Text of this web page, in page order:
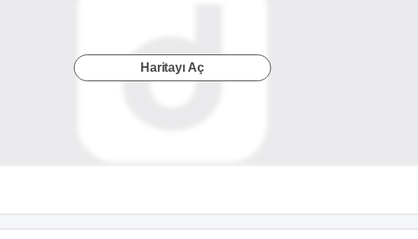
Haritayı Aç